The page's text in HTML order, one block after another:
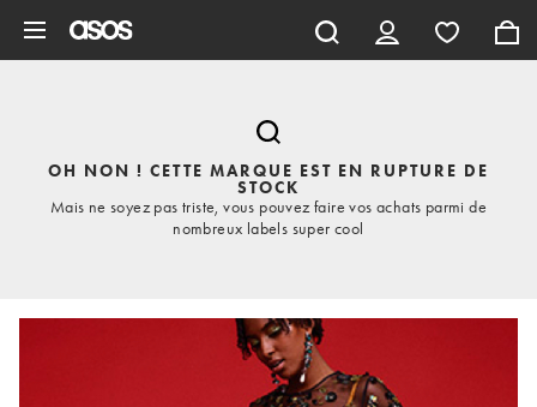
OH NON ! CETTE MARQUE EST EN RUPTURE DE
STOCK
Mais ne soyez pas triste, vous pouvez faire vos achats parmi de
nombreux labels super cool